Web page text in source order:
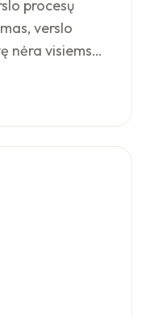
procesų
verslo
nėra visiems…